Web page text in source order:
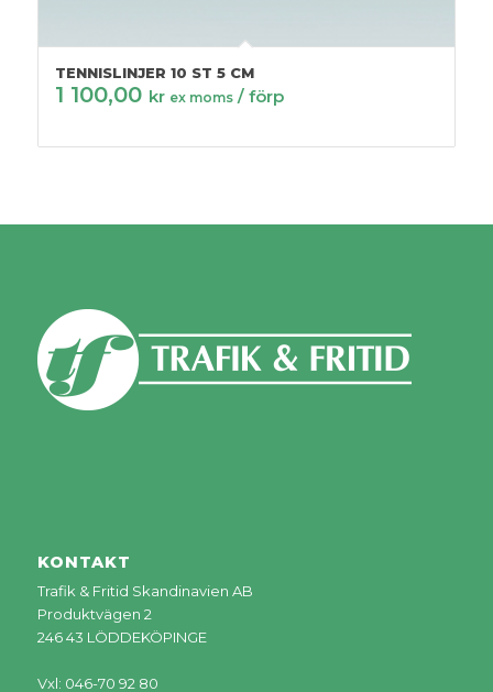
TENNISLINJER 10 ST 5 CM
1 100,00 kr ex moms / förp
KONTAKT
Trafik & Fritid Skandinavien AB
Produktvägen 2
246 43 LÖDDEKÖPINGE
Vxl: 046-70 92 80